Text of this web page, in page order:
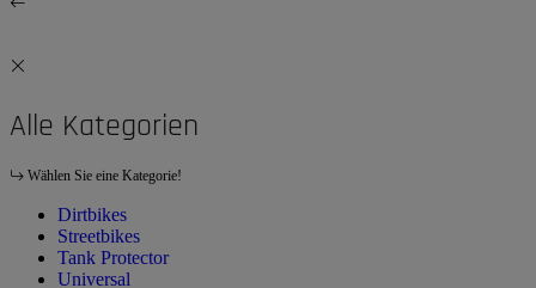
Alle Kategorien
Wählen Sie eine Kategorie!
Dirtbikes
Streetbikes
Tank Protector
Universal